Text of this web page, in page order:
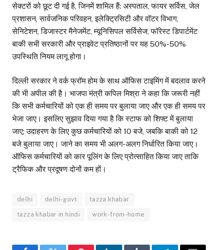
सेक्टरों को छूट दी गई है, जिनमें शामिल हैं: अस्पताल, फायर सर्विस, जेल
प्रशासन, सार्वजनिक परिवहन, इलेक्ट्रिसिटी और वॉटर विभाग,
सेनिटेशन, डिजास्टर मैनेजमेंट, म्यूनिसिपल सर्विसेज, फॉरेस्ट डिपार्टमेंट
बाकी सभी सरकारी और प्राइवेट प्रतिष्ठानों पर यह 50%-50%
उपस्थिति नियम लागू होगा।
दिल्ली सरकार ने वर्क फ्रॉम होम के साथ ऑफिस टाइमिंग में बदलाव करने
की भी अपील की है। भाजपा मंत्री कपिल मिश्रा ने कहा कि जरूरी नहीं
कि सभी कर्मचारियों को एक ही समय पर बुलाया जाए और एक ही समय पर
भेजा जाए। इसलिए सुझाव दिया गया है कि स्टाफ को शिफ्ट में बुलाया
जाए; उदाहरण के लिए कुछ कर्मचारियों को 10 बजे, जबकि बाकी को 12
बजे बुलाया जाए। जाने का समय भी अलग-अलग निर्धारित किया जाए।
ऑफिस कर्मचारियों को कार पूलिंग के लिए प्रोत्साहित किया जाए ताकि
ट्रैफिक और प्रदूषण दोनों कम हों।
delhi delhi-govt tazza khabar
tazza khabar in hindi work-from-home